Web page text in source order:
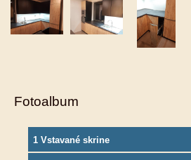
Fotoalbum
1 Vstavané skrine